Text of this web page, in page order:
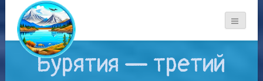
Бурятия — третий